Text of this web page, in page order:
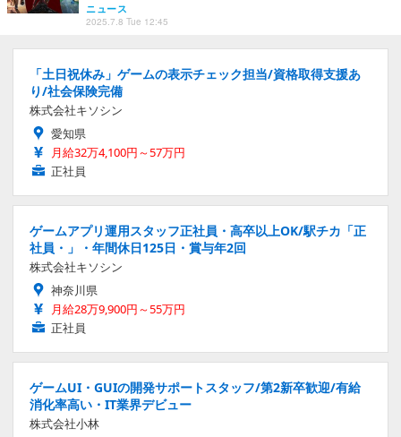
ニュース
2025.7.8 Tue 12:45
「土日祝休み」ゲームの表示チェック担当/資格取得支援あ
り/社会保険完備
株式会社キソシン
愛知県
月給32万4,100円～57万円
正社員
ゲームアプリ運用スタッフ正社員・高卒以上OK/駅チカ「正
社員・」・年間休日125日・賞与年2回
株式会社キソシン
神奈川県
月給28万9,900円～55万円
正社員
ゲームUI・GUIの開発サポートスタッフ/第2新卒歓迎/有給
消化率高い・IT業界デビュー
株式会社小林